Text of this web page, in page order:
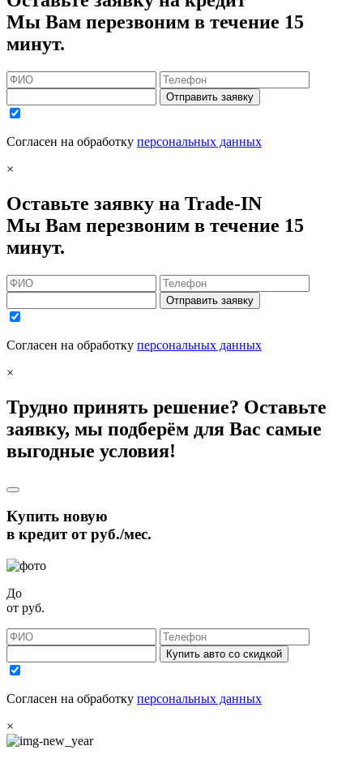
Мы Вам перезвоним в течение 15
минут.
Отправить заявку
Согласен на обработку персональных данных
×
Оставьте заявку на Trade-IN
Мы Вам перезвоним в течение 15
минут.
Отправить заявку
Согласен на обработку персональных данных
×
Трудно принять решение? Оставьте
заявку, мы подберём для Вас самые
выгодные условия!
Купить новую
в кредит отруб./мес.
До
от руб.
Купить авто со скидкой
Согласен на обработку персональных данных
×